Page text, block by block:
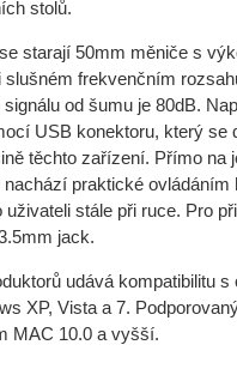
stolů.
starají 50mm měniče s
slušném frekvenčním
od šumu je 80dB.
USB konektoru, který se
těchto zařízení. Přímo na
nachází praktické ovládáním
uživateli stále při ruce. Pro
jack.
udává kompatibilitu s
XP, Vista a 7.
MAC 10.0 a vyšší.